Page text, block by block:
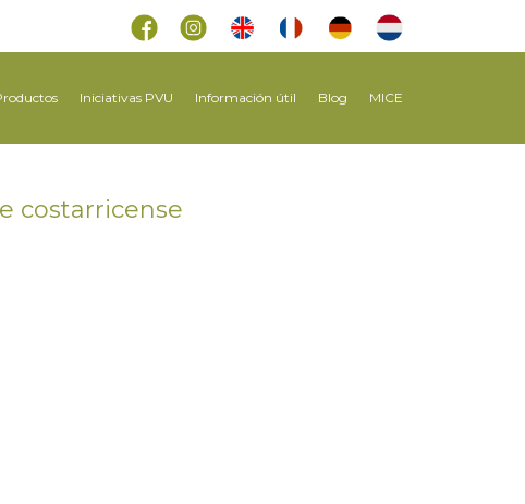
Iniciativas PVU Información útil Blog MICE
costarricense